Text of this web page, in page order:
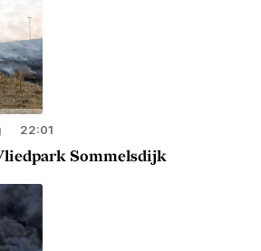
22:01
Sommelsdijk